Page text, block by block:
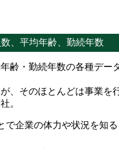
、平均年齢、勤続年数
齢・勤続年数の各種デー
、そのほとんどは事業を
。
企業の体力や状況を知る